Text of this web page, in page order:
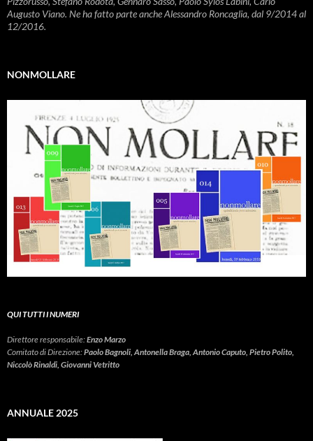
Augusto Viano. Ne ha fatto parte anche Alessandro Roncaglia, dal 9/2014 al
12/2016.
NONMOLLARE
QUI TUTTI I NUMERI
Direttore responsabile:Enzo Marzo
Comitato di Direzione:Paolo Bagnoli, Antonella Braga, Antonio Caputo, Pietro Polito,
Niccolò Rinaldi, Giovanni Vetritto
ANNUALE 2025